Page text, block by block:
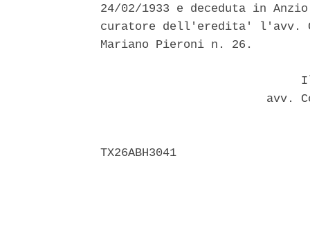
24/02/1933 e deceduta in
curatore dell'eredita' l'avv.
Mariano Pieroni n. 26.
avv.